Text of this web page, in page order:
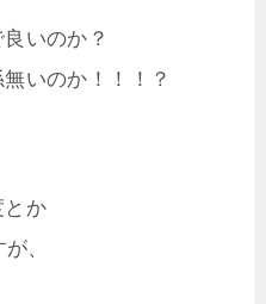
いのか？
いのか！！！？
とか
、